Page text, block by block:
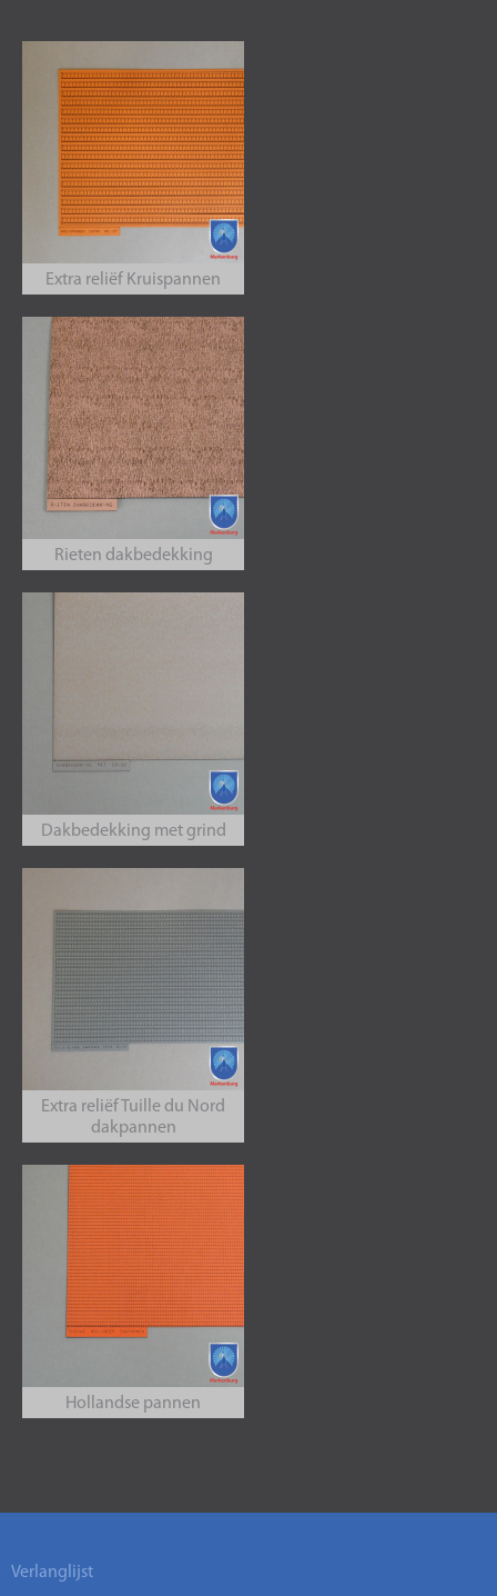
Extra reliëf Kruispannen
Rieten dakbedekking
Dakbedekking met grind
Extra reliëf Tuille du Nord
dakpannen
Hollandse pannen
Verlanglijst